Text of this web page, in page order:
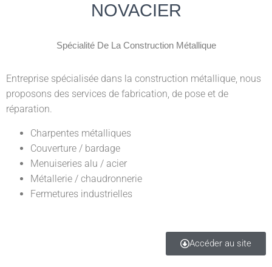
NOVACIER
Spécialité De La Construction Métallique
Entreprise spécialisée dans la construction métallique, nous
proposons des services de fabrication, de pose et de
réparation.
Charpentes métalliques
Couverture / bardage
Menuiseries alu / acier
Métallerie / chaudronnerie
Fermetures industrielles
Accéder au site